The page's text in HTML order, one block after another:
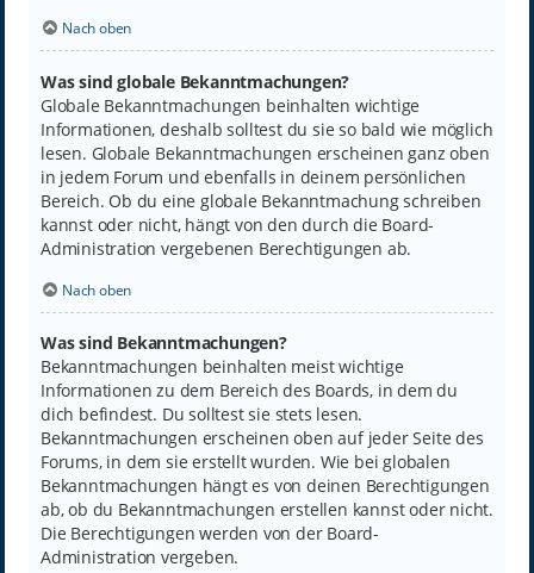
Nach oben
Was sind globale Bekanntmachungen?
Globale Bekanntmachungen beinhalten wichtige
Informationen, deshalb solltest du sie so bald wie möglich
lesen. Globale Bekanntmachungen erscheinen ganz oben
in jedem Forum und ebenfalls in deinem persönlichen
Bereich. Ob du eine globale Bekanntmachung schreiben
kannst oder nicht, hängt von den durch die Board-
Administration vergebenen Berechtigungen ab.
Nach oben
Was sind Bekanntmachungen?
Bekanntmachungen beinhalten meist wichtige
Informationen zu dem Bereich des Boards, in dem du
dich befindest. Du solltest sie stets lesen.
Bekanntmachungen erscheinen oben auf jeder Seite des
Forums, in dem sie erstellt wurden. Wie bei globalen
Bekanntmachungen hängt es von deinen Berechtigungen
ab, ob du Bekanntmachungen erstellen kannst oder nicht.
Die Berechtigungen werden von der Board-
Administration vergeben.